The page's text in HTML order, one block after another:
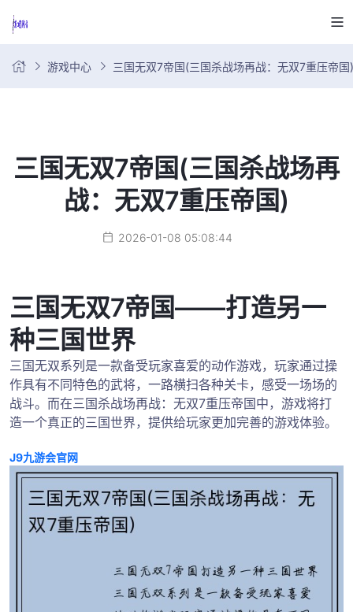
游戏中心 三国无双7帝国(三国杀战场再战：无双7重压帝国)
三国无双7帝国(三国杀战场再
战：无双7重压帝国)
2026-01-08 05:08:44
三国无双7帝国——打造另一
种三国世界
三国无双系列是一款备受玩家喜爱的动作游戏，玩家通过操
作具有不同特色的武将，一路横扫各种关卡，感受一场场的
战斗。而在三国杀战场再战：无双7重压帝国中，游戏将打
造一个真正的三国世界，提供给玩家更加完善的游戏体验。
J9九游会官网